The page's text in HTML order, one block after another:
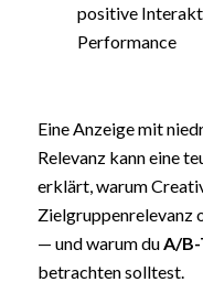
positive
Performance
Eine Anzeige mit
Relevanz kann eine
erklärt, warum
Zielgruppenrelevanz
— und warum du A/
betrachten solltest.